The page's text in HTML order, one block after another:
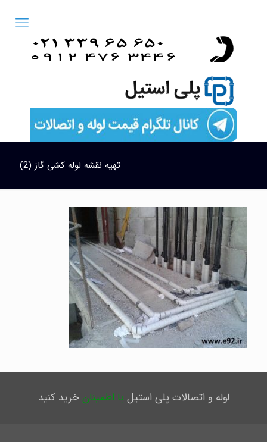
تهیه نقشه لوله کشی گاز (2)
لوله و اتصالات پلی استیل با اطمینانخرید کنید